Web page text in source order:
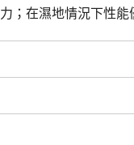
；在濕地情況下性